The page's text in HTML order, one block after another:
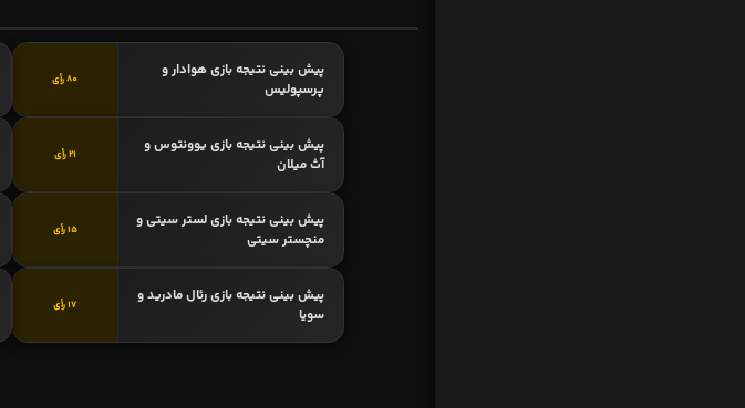
پیش بینی نتیجه بازی هوادار و
پرسپولیس
80 رأی
پیش بینی نتیجه بازی یوونتوس و
آث میلان
21 رأی
پیش بینی نتیجه بازی لستر سیتی و
منچستر سیتی
15 رأی
پیش بینی نتیجه بازی رئال مادرید و
سویا
17 رأی